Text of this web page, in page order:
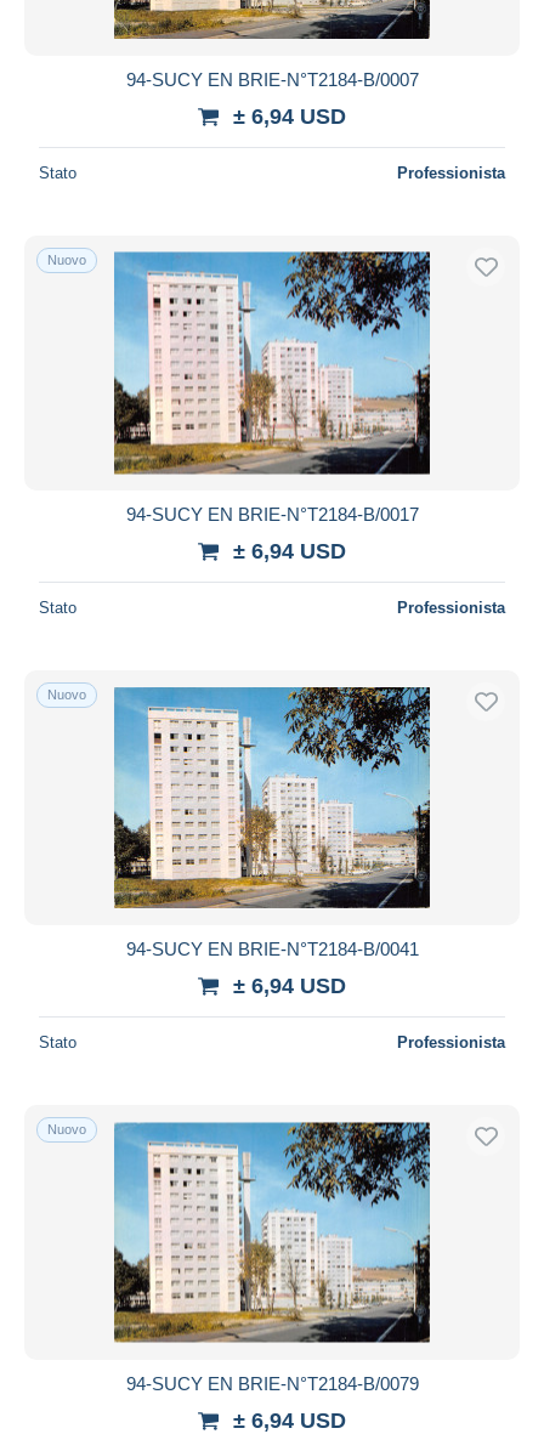
94-SUCY EN BRIE-N°T2184-B/0007
± 6,94 USD
Stato Professionista
Nuovo
94-SUCY EN BRIE-N°T2184-B/0017
± 6,94 USD
Stato Professionista
Nuovo
94-SUCY EN BRIE-N°T2184-B/0041
± 6,94 USD
Stato Professionista
Nuovo
94-SUCY EN BRIE-N°T2184-B/0079
± 6,94 USD